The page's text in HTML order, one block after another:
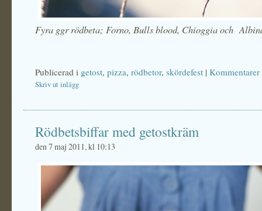
Fyra ggr rödbeta; Forno, Bulls blood, Chioggia och
Publicerad i getost, pizza, rödbetor, skördefest |
Skriv ut inlägg
Rödbetsbiffar med getostkräm
den 7 maj 2011, kl 10:13